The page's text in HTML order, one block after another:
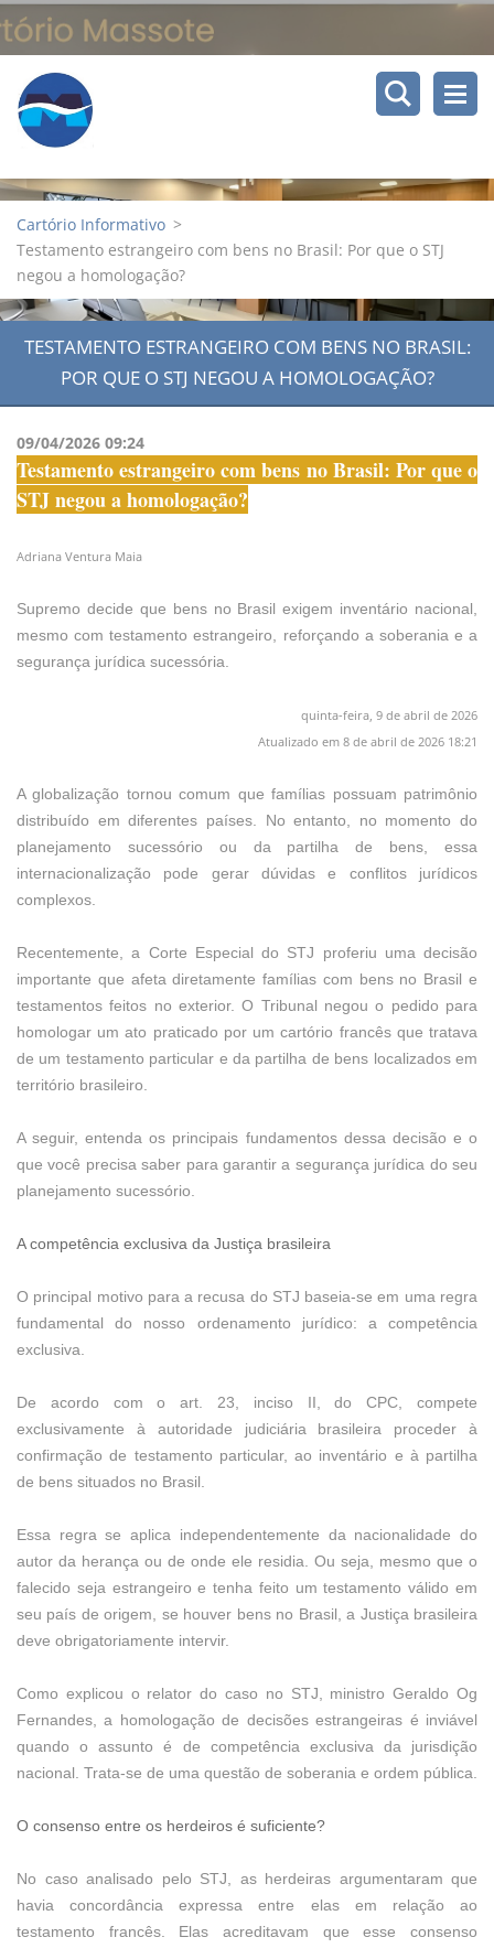
Cartório Informativo >
Testamento estrangeiro com bens no Brasil: Por que o STJ
negou a homologação?
TESTAMENTO ESTRANGEIRO COM BENS NO BRASIL:
POR QUE O STJ NEGOU A HOMOLOGAÇÃO?
09/04/2026 09:24
Testamento estrangeiro com bens no Brasil: Por que o
STJ negou a homologação?
Adriana Ventura Maia
Supremo decide que bens no Brasil exigem inventário nacional,
mesmo com testamento estrangeiro, reforçando a soberania e a
segurança jurídica sucessória.
quinta-feira, 9 de abril de 2026
Atualizado em 8 de abril de 2026 18:21
A globalização tornou comum que famílias possuam patrimônio
distribuído em diferentes países. No entanto, no momento do
planejamento sucessório ou da partilha de bens, essa
internacionalização pode gerar dúvidas e conflitos jurídicos
complexos.
Recentemente, a Corte Especial do STJ proferiu uma decisão
importante que afeta diretamente famílias com bens no Brasil e
testamentos feitos no exterior. O Tribunal negou o pedido para
homologar um ato praticado por um cartório francês que tratava
de um testamento particular e da partilha de bens localizados em
território brasileiro.
A seguir, entenda os principais fundamentos dessa decisão e o
que você precisa saber para garantir a segurança jurídica do seu
planejamento sucessório.
A competência exclusiva da Justiça brasileira
O principal motivo para a recusa do STJ baseia-se em uma regra
fundamental do nosso ordenamento jurídico: a competência
exclusiva.
De acordo com o art. 23, inciso II, do CPC, compete
exclusivamente à autoridade judiciária brasileira proceder à
confirmação de testamento particular, ao inventário e à partilha
de bens situados no Brasil.
Essa regra se aplica independentemente da nacionalidade do
autor da herança ou de onde ele residia. Ou seja, mesmo que o
falecido seja estrangeiro e tenha feito um testamento válido em
seu país de origem, se houver bens no Brasil, a Justiça brasileira
deve obrigatoriamente intervir.
Como explicou o relator do caso no STJ, ministro Geraldo Og
Fernandes, a homologação de decisões estrangeiras é inviável
quando o assunto é de competência exclusiva da jurisdição
nacional. Trata-se de uma questão de soberania e ordem pública.
O consenso entre os herdeiros é suficiente?
No caso analisado pelo STJ, as herdeiras argumentaram que
havia concordância expressa entre elas em relação ao
testamento francês. Elas acreditavam que esse consenso